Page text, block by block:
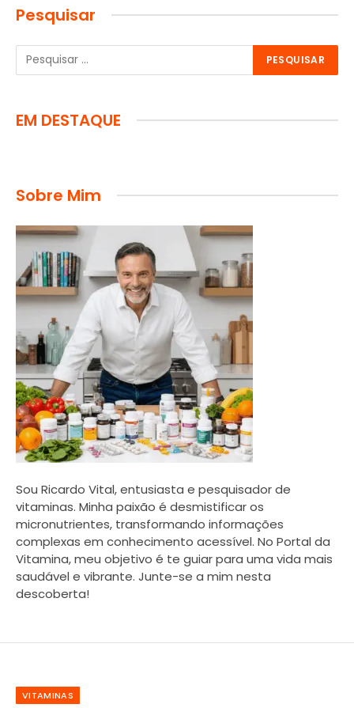
Pesquisar
EM DESTAQUE
Sobre Mim
Sou Ricardo Vital, entusiasta e pesquisador de
vitaminas. Minha paixão é desmistificar os
micronutrientes, transformando informações
complexas em conhecimento acessível. No Portal da
Vitamina, meu objetivo é te guiar para uma vida mais
saudável e vibrante. Junte-se a mim nesta
descoberta!
VITAMINAS